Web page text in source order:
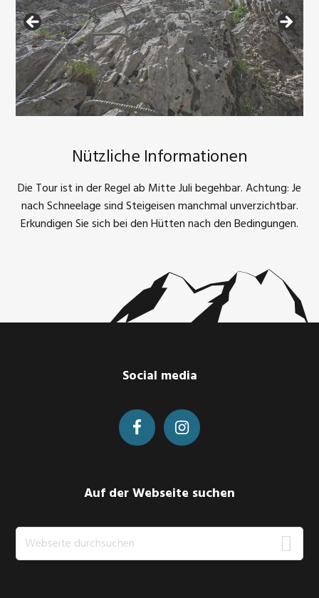
Nützliche Informationen
Die Tour ist in der Regel ab Mitte Juli begehbar. Achtung: Je
nach Schneelage sind Steigeisen manchmal unverzichtbar.
Erkundigen Sie sich bei den Hütten nach den Bedingungen.
Social media
Auf der Webseite suchen
Webseite
durchsuchen